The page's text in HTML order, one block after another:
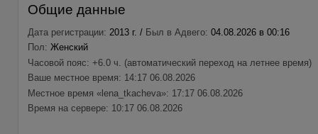
Общие данные
Дата регистрации: 2013 г. / Был в Адвего: 04.08.2026 в 00:16
Пол: Женский
Часовой пояс: +6.0 ч. (автоматический переход на летнее время)
Ваше местное время: 14:17 06.08.2026
Местное время «lena_tkacheva»: 17:17 06.08.2026
Время на сервере: 10:17 06.08.2026